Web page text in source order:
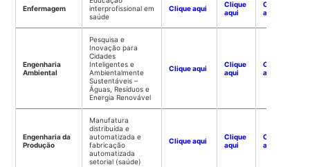
Enfermagem
interprofissional em
saúde
Clique aqui
Clique
aqui
Clique
aqui
Engenharia
Ambiental
Pesquisa e
Inovação para
Cidades
Inteligentes e
Ambientalmente
Sustentáveis –
Águas, Resíduos e
Energia Renovável
Clique aqui
Clique
aqui
Clique
aqui
Engenharia da
Produção
Manufatura
distribuída e
automatizada e
fabricação
automatizada
setorial (saúde)
Clique aqui
Clique
aqui
Clique
aqui